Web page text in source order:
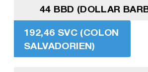
44 BBD (DOLLAR
192,46 SVC (COLON
SALVADORIEN)